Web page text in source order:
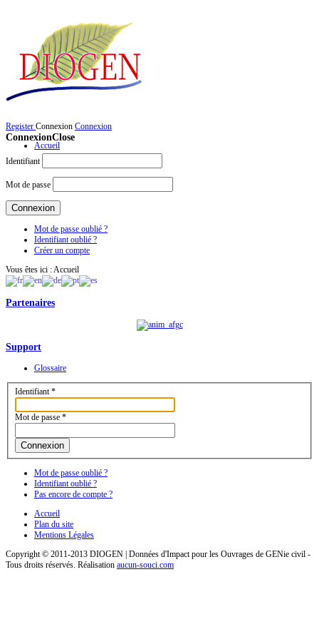
Register Connexion Connexion
Accueil
ConnexionClose
Identifiant
Mot de passe
Mot de passe oublié ?
Identifiant oublié ?
Créer un compte
Vous êtes ici :Accueil
Partenaires
Support
Glossaire
Identifiant *
Mot de passe *
Connexion
Mot de passe oublié ?
Identifiant oublié ?
Pas encore de compte ?
Accueil
Plan du site
Mentions Légales
Copyright © 2011-2013 DIOGEN | Données d'Impact pour les Ouvrages de GENie civil -
Tous droits réservés. Réalisation aucun-souci.com